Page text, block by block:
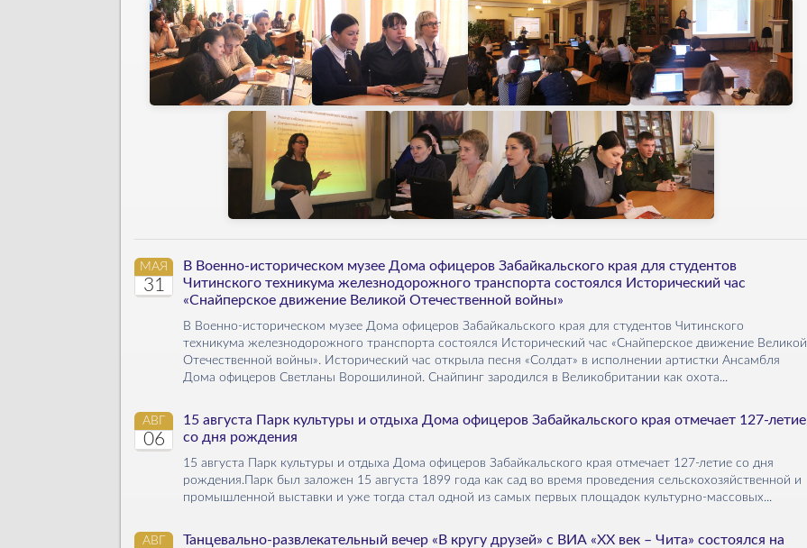
МАЯ
31
В Военно-историческом музее Дома офицеров Забайкальского края для студентов
Читинского техникума железнодорожного транспорта состоялся Исторический час
«Снайперское движение Великой Отечественной войны»
В Военно-историческом музее Дома офицеров Забайкальского края для студентов Читинского
техникума железнодорожного транспорта состоялся Исторический час «Снайперское движение Великой
Отечественной войны». Исторический час открыла песня «Солдат» в исполнении артистки Ансамбля
Дома офицеров Светланы Ворошилиной. Снайпинг зародился в Великобритании как охота...
АВГ
06
15 августа Парк культуры и отдыха Дома офицеров Забайкальского края отмечает 127-летие
со дня рождения
15 августа Парк культуры и отдыха Дома офицеров Забайкальского края отмечает 127-летие со дня
рождения.Парк был заложен 15 августа 1899 года как сад во время проведения сельскохозяйственной и
промышленной выставки и уже тогда стал одной из самых первых площадок культурно-массовых...
АВГ
Танцевально-развлекательный вечер «В кругу друзей» с ВИА «ХХ век – Чита» состоялся на